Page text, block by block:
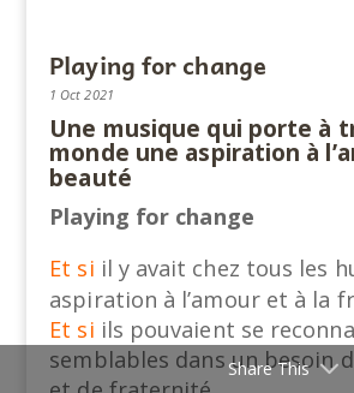
Playing for change
1 Oct 2021
Une musique qui porte à
monde une aspiration à
beauté
Playing for change
Et si il y avait chez tous les
aspiration à l’amour et à la
Et si ils pouvaient se
semblables dans un besoin
Share This